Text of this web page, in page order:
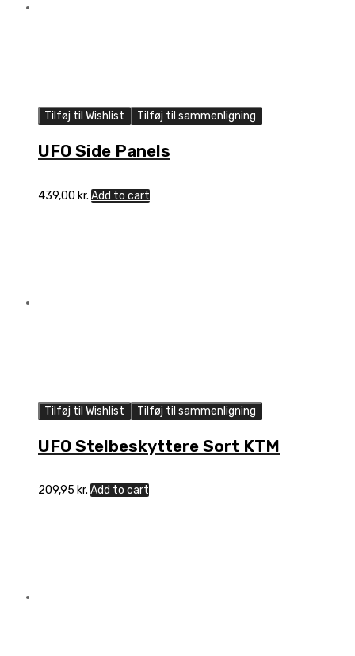
Tilføj til Wishlist Tilføj til sammenligning
UFO Side Panels
439,00 kr. Add to cart
Tilføj til Wishlist Tilføj til sammenligning
UFO Stelbeskyttere Sort KTM
209,95 kr. Add to cart